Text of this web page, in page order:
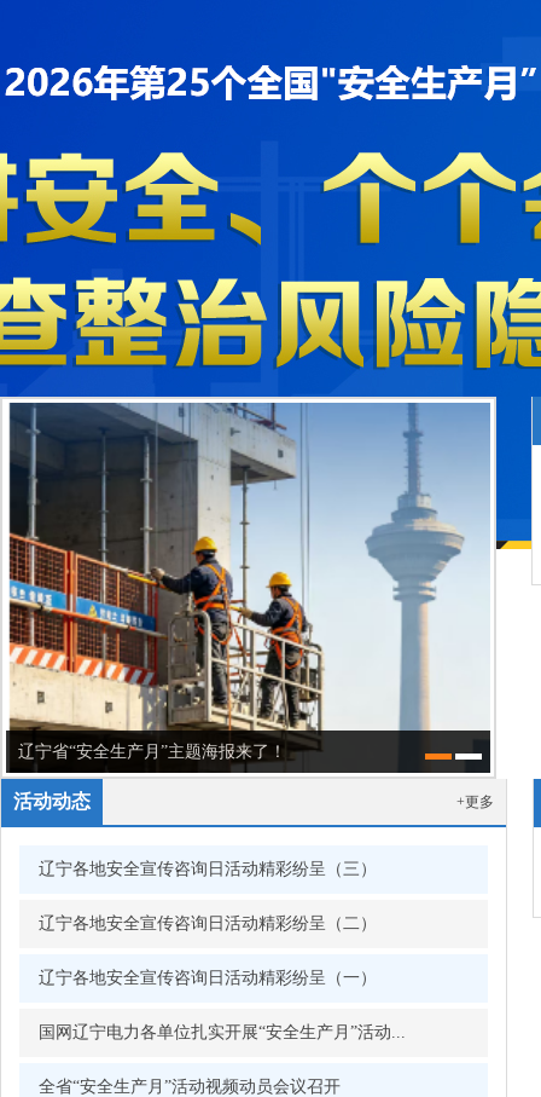
媒体关注丨辽宁省应急管理厅官宣：启动！持...
活动动态 +更多
辽宁各地安全宣传咨询日活动精彩纷呈（三）
辽宁各地安全宣传咨询日活动精彩纷呈（二）
辽宁各地安全宣传咨询日活动精彩纷呈（一）
国网辽宁电力各单位扎实开展“安全生产月”活动...
全省“安全生产月”活动视频动员会议召开